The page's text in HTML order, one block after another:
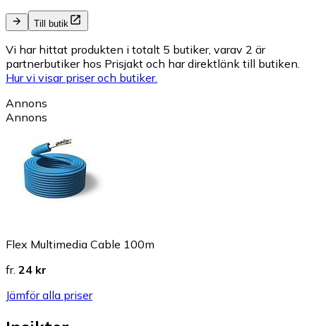
Till butik
Vi har hittat produkten i totalt 5 butiker, varav 2 är
partnerbutiker hos Prisjakt och har direktlänk till butiken.
Hur vi visar priser och butiker.
Annons
Annons
Flex Multimedia Cable 100m
fr. 24 kr
Jämför alla priser